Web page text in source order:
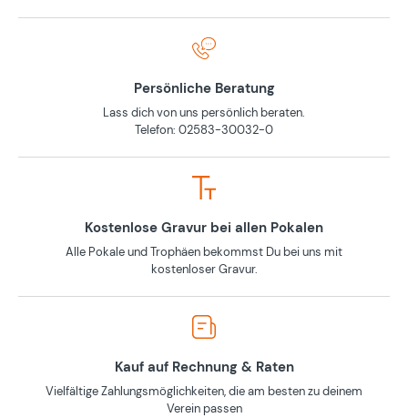
Persönliche Beratung
Lass dich von uns persönlich beraten.
Telefon: 02583-30032-0
Kostenlose Gravur bei allen Pokalen
Alle Pokale und Trophäen bekommst Du bei uns mit
kostenloser Gravur.
Kauf auf Rechnung & Raten
Vielfältige Zahlungsmöglichkeiten, die am besten zu deinem
Verein passen